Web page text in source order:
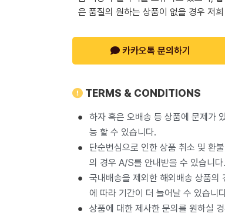
은 품질의 원하는 상품이 없을 경우 저
카카오톡 문의하기
TERMS & CONDITIONS
하자 혹은 오배송 등 상품에 문제가
능 할 수 있습니다.
단순변심으로 인한 상품 취소 및 환
의 경우 A/S를 안내받을 수 있습니다.
국내배송을 제외한 해외배송 상품
에 따라 기간이 더 늘어날 수 있습니
상품에 대한 제사한 문의를 원하실